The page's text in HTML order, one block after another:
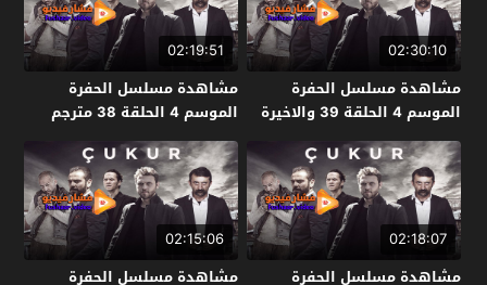
02:30:10
مشاهدة مسلسل الحفرة
الموسم 4 الحلقة 39 والاخيرة
مترجم
02:19:51
مشاهدة مسلسل الحفرة
الموسم 4 الحلقة 38 مترجم
02:18:07
مشاهدة مسلسل الحفرة
02:15:06
مشاهدة مسلسل الحفرة